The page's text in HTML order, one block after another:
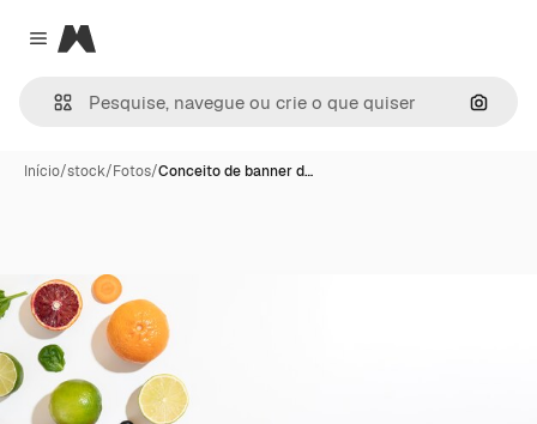
Close menu
Magnific
Início/stock/Fotos/Conceito de banner d…